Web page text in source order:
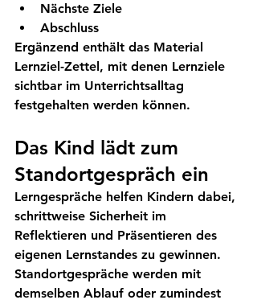
Nächste Ziele
Abschluss
Ergänzend enthält das Material
Lernziel-Zettel, mit denen Lernziele
sichtbar im Unterrichtsalltag
festgehalten werden können.
Das Kind lädt zum
Standortgespräch ein
Lerngespräche helfen Kindern dabei,
schrittweise Sicherheit im
Reflektieren und Präsentieren des
eigenen Lernstandes zu gewinnen.
Standortgespräche werden mit
demselben Ablauf oder zumindest